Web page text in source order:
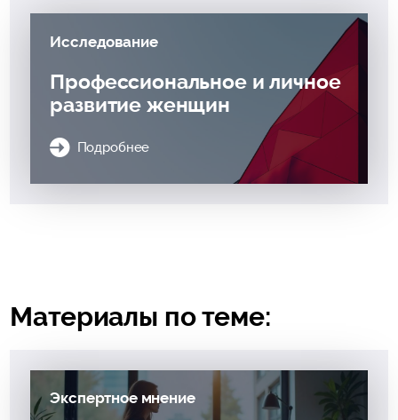
Исследование
Профессиональное и личное
развитие женщин
Подробнее
Материалы по теме:
Экспертное мнение